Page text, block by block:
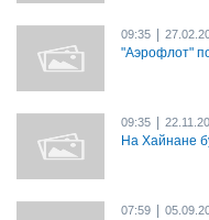
09:35
"Аэрофлот"
09:35
На Хайнане
07:59